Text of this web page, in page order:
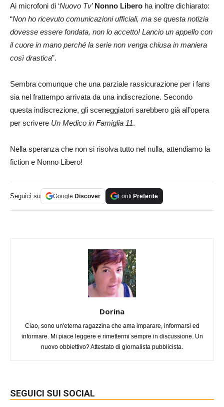
Ai microfoni di ‘Nuovo Tv’ Nonno Libero ha inoltre dichiarato:
“Non ho ricevuto comunicazioni ufficiali, ma se questa notizia
dovesse essere fondata, non lo accetto! Lancio un appello con
il cuore in mano perché la serie non venga chiusa in maniera
così drastica”.
Sembra comunque che una parziale rassicurazione per i fans
sia nel frattempo arrivata da una indiscrezione. Secondo
questa indiscrezione, gli sceneggiatori sarebbero già all’opera
per scrivere Un Medico in Famiglia 11.
Nella speranza che non si risolva tutto nel nulla, attendiamo la
fiction e Nonno Libero!
Seguici su Google Discover Fonti Preferite
Dorina
Ciao, sono un'eterna ragazzina che ama imparare, informarsi ed
informare. Mi piace leggere e rimettermi sempre in discussione. Un
nuovo obbiettivo? Attestato di giornalista pubblicista.
SEGUICI SUI SOCIAL